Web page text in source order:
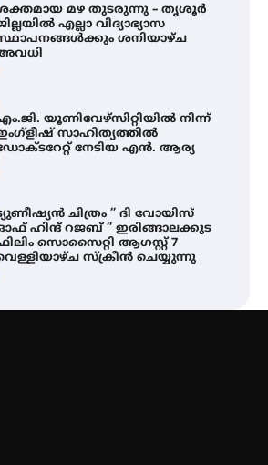
മഴ തുടരുന്നു – തൃശൂർ
എല്ലാ വിദ്യാഭ്യാസ
ശനിയാഴ്ച
യൂണിവേഴ്‌സിറ്റിയിൽ നിന്ന്
സാഹിത്യത്തിൽ
നേടിയ എൻ. ആര്യ
ചിത്രം ” ദി വോയിസ്
ഹിന്ദ് റജബ് ” ഇരിങ്ങാലക്കുട
സൊസൈറ്റി ആഗസ്റ്റ് 7
സ്‌ക്രീൻ ചെയ്യുന്നു